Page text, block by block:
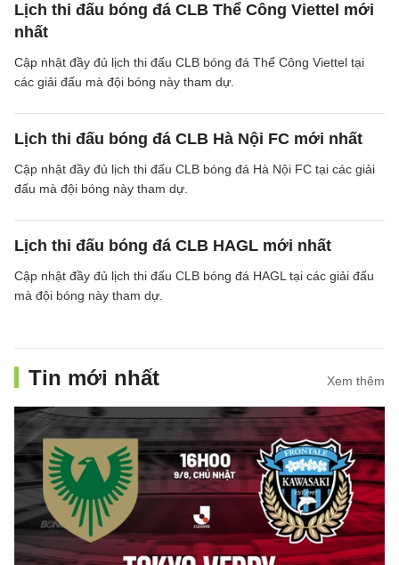
Lịch thi đấu bóng đá CLB Thể Công Viettel mới
nhất
Cập nhật đầy đủ lịch thi đấu CLB bóng đá Thể Công Viettel tại
các giải đấu mà đội bóng này tham dự.
Lịch thi đấu bóng đá CLB Hà Nội FC mới nhất
Cập nhật đầy đủ lịch thi đấu CLB bóng đá Hà Nội FC tại các giải
đấu mà đội bóng này tham dự.
Lịch thi đấu bóng đá CLB HAGL mới nhất
Cập nhật đầy đủ lịch thi đấu CLB bóng đá HAGL tại các giải đấu
mà đội bóng này tham dự.
Tin mới nhất Xem thêm